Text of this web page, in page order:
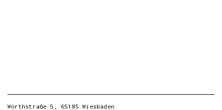
Wörthstraße 5, 65185 Wiesbaden